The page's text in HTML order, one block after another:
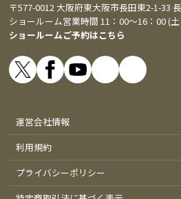
〒577-0012 大阪府東大阪市長田東2-1-33
ショールーム営業時間 11：00～16：00 (
ショールームご予約はこちら
運営会社情報
利用規約
プライバシーポリシー